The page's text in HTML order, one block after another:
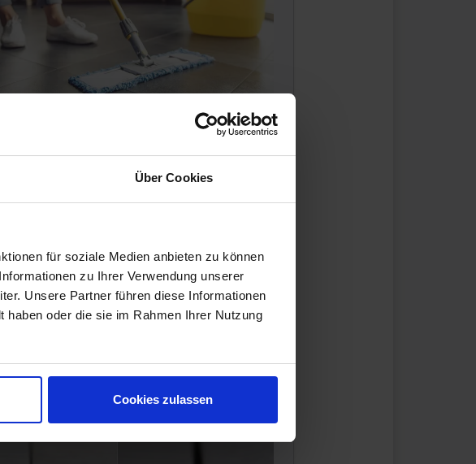
Über Cookies
für soziale Medien anbieten zu können
zu Ihrer Verwendung unserer
Unsere Partner führen diese Informationen
oder die sie im Rahmen Ihrer Nutzung
Cookies zulassen
sind grundsätzlich schmutzunempfindlich und
wir zwischen der
der Grundreinigung und der